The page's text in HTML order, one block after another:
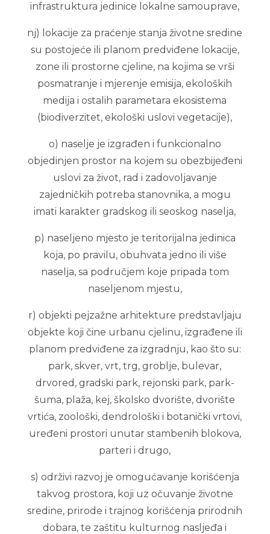
infrastruktura jedinice lokalne samouprave,
nj) lokacije za praćenje stanja životne sredine
su postojeće ili planom predviđene lokacije,
zone ili prostorne cjeline, na kojima se vrši
posmatranje i mjerenje emisija, ekoloških
medija i ostalih parametara ekosistema
(biodiverzitet, ekološki uslovi vegetacije),
o) naselje je izgrađen i funkcionalno
objedinjen prostor na kojem su obezbijeđeni
uslovi za život, rad i zadovoljavanje
zajedničkih potreba stanovnika, a mogu
imati karakter gradskog ili seoskog naselja,
p) naseljeno mjesto je teritorijalna jedinica
koja, po pravilu, obuhvata jedno ili više
naselja, sa područjem koje pripada tom
naseljenom mjestu,
r) objekti pejzažne arhitekture predstavljaju
objekte koji čine urbanu cjelinu, izgrađene ili
planom predviđene za izgradnju, kao što su:
park, skver, vrt, trg, groblje, bulevar,
drvored, gradski park, rejonski park, park-
šuma, plaža, kej, školsko dvorište, dvorište
vrtića, zoološki, dendrološki i botanički vrtovi,
uređeni prostori unutar stambenih blokova,
parteri i drugo,
s) održivi razvoj je omogućavanje korišćenja
takvog prostora, koji uz očuvanje životne
sredine, prirode i trajnog korišćenja prirodnih
dobara, te zaštitu kulturnog nasljeđa i